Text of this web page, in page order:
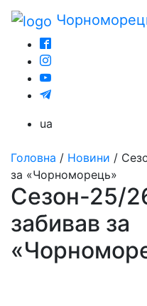
ua
Головна / Новини /
за «Чорноморець»
Сезон-25/
забивав за